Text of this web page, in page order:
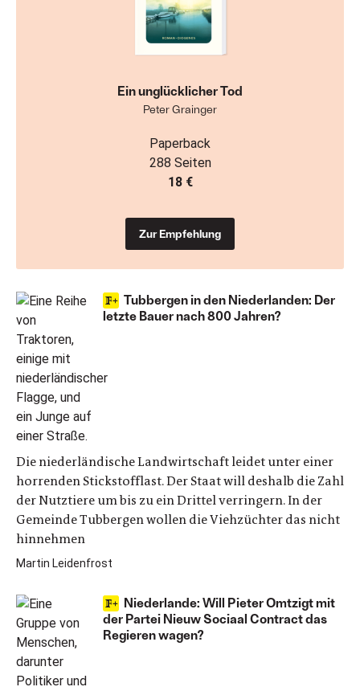
Tubbergen in den Niederlanden: Der
letzte Bauer nach 800 Jahren?
Die niederländische Landwirtschaft leidet unter ei­ner
horrenden Stickstofflast. Der Staat will deshalb die Zahl
der Nutz­tie­re um bis zu ein Drit­tel ver­rin­gern. In der
Gemeinde Tubbergen wollen die Viehzüchter das nicht
hinnehmen
Martin Leidenfrost
Niederlande: Will Pieter Omtzigt mit
der Partei Nieuw Sociaal Contract das
Regieren wagen?
Ein unglücklicher Tod
Peter Grainger
Paperback
288 Seiten
18 €
Zur Empfehlung